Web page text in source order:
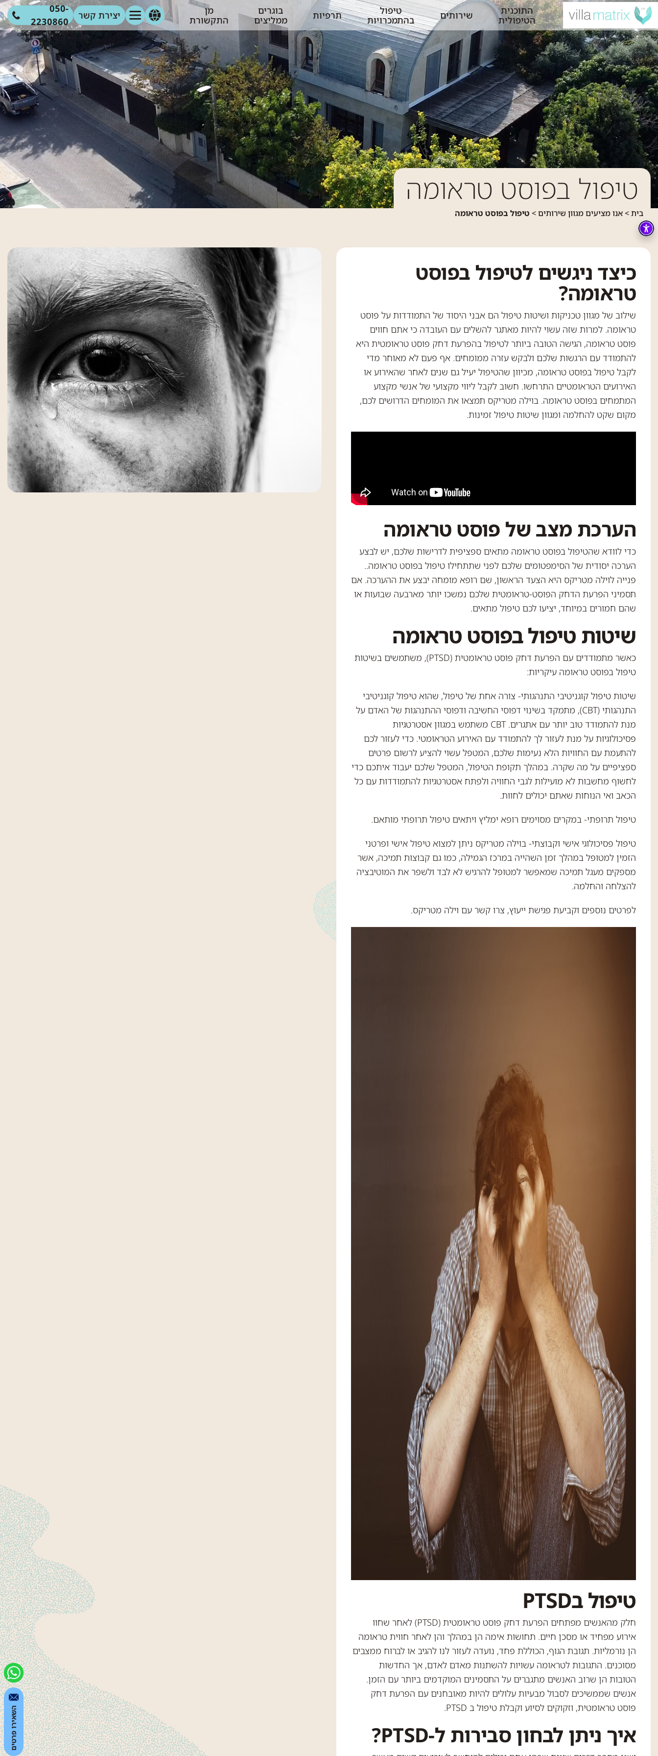
התוכנית
הטיפולית
שירותים
טיפול
בהתמכרויות
תרפיות
בוגרים
ממליצים
מן
התקשורת
עמוד הבית אודות גלריה מאמרים צור קשר
יצירת קשר
050-
2230860
השאירו פרטים
טיפול בפוסט טראומה
בית>אנו מציעים מגוון שירותים> טיפול בפוסט טראומה
כיצד ניגשים לטיפול בפוסט
טראומה?
שילוב של מגוון טכניקות ושיטות טיפול הם אבני היסוד של התמודדות על פוסט
טראומה. למרות שזה עשוי להיות מאתגר להשלים עם העובדה כי אתם חווים
פוסט טראומה, הגישה הטובה ביותר לטיפול בהפרעת דחק פוסט טראומטית היא
להתמודד עם הרגשות שלכם ולבקש עזרה ממומחים. אף פעם לא מאוחר מדי
לקבל טיפול בפוסט טראומה, מכיוון שהטיפול יעיל גם שנים לאחר שהאירוע או
האירועים הטראומטיים התרחשו. חשוב לקבל ליווי מקצועי של אנשי מקצוע
המתמחים בפוסט טראומה. בוילה מטריקס תמצאו את המומחים הדרושים לכם,
מקום שקט להחלמה ומגוון שיטות טיפול זמינות.
הערכת מצב של פוסט טראומה
כדי לוודא שהטיפול בפוסט טראומה מתאים ספציפית לדרישות שלכם, יש לבצע
הערכה יסודית של הסימפטומים שלכם לפני שתתחילו טיפול בפוסט טראומה..
פנייה לוילה מטריקס היא הצעד הראשון, שם רופא מומחה יבצע את ההערכה. אם
תסמיני הפרעת הדחק הפוסט-טראומטית שלכם נמשכו יותר מארבעה שבועות או
שהם חמורים במיוחד, יציעו לכם טיפול מתאים.
שיטות טיפול בפוסט טראומה
כאשר מתמודדים עם הפרעת דחק פוסט טראומטית (PTSD), משתמשים בשיטות
טיפול בפוסט טראומה עיקריות:
שיטות טיפול קוגניטיבי התנהגותי- צורה אחת של טיפול, שהוא טיפול קוגניטיבי
התנהגותי (CBT), מתמקד בשינוי דפוסי החשיבה ודפוסי ההתנהגות של האדם על
מנת להתמודד טוב יותר עם אתגרים. CBT משתמש במגוון אסטרטגיות
פסיכולוגיות על מנת לעזור לך להתמודד עם האירוע הטראומטי. כדי לעזור לכם
להתעמת עם החוויות הלא נעימות שלכם, המטפל עשוי להציע לרשום פרטים
ספציפיים על מה שקרה. במהלך תקופת הטיפול, המטפל שלכם יעבוד איתכם כדי
לחשוף מחשבות לא מועילות לגבי החוויה ולפתח אסטרטגיות להתמודדות עם כל
הכאב ואי הנוחות שאתם יכולים לחוות.
טיפול תרופתי- במקרים מסוימים רופא ימליץ ויתאים טיפול תרופתי מותאם.
טיפול פסיכולוגי אישי וקבוצתי- בוילה מטריקס ניתן למצוא טיפול אישי ופרטני
הזמין למטופל במהלך זמן השהייה במרכז הגמילה, כמו גם קבוצות תמיכה, אשר
מספקים מעגל תמיכה שמאפשר למטופל להרגיש לא לבד ולשפר את המוטיבציה
להצלחה והחלמה.
לפרטים נוספים וקביעת פגישת ייעוץ, צרו קשר עם וילה מטריקס.
טיפול בPTSD
חלק מהאנשים מפתחים הפרעת דחק פוסט טראומטית (PTSD) לאחר שחוו
אירוע מפחיד או מסכן חיים. תחושות אימה הן במהלך והן לאחר חווית טראומה
הן נורמליות. תגובת הגוף, הכוללת פחד, נועדה לעזור לנו להגיב או לברוח ממצבים
מסוכנים. התגובות לטראומה עשויות להשתנות מאדם לאדם, אך החדשות
הטובות הן שרוב האנשים מתגברים על התסמינים המוקדמים ביותר עם הזמן.
אנשים שממשיכים לסבול מבעיות עלולים להיות מאובחנים עם הפרעת דחק
פוסט טראומטית, וזקוקים לסיוע וקבלת טיפול ב PTSD.
איך ניתן לבחון סבירות ל-PTSD?